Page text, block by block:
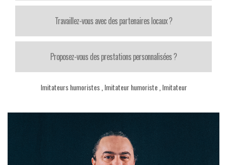
Travaillez-vous avec des partenaires locaux ?
Proposez-vous des prestations personnalisées ?
Imitateurs humoristes, Imitateur humoriste, Imitateur